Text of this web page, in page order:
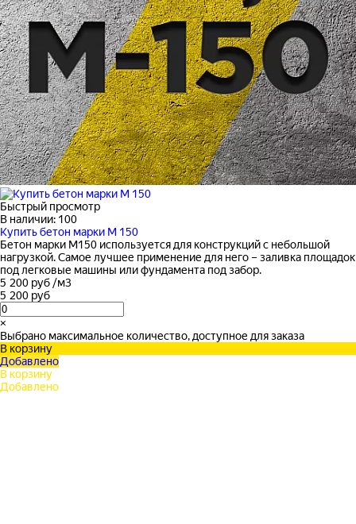
Быстрый просмотр
В наличии: 100
Купить бетон марки М 150
Бетон марки М150 используется для конструкций с небольшой
нагрузкой. Самое лучшее применение для него – заливка площадок
под легковые машины или фундамента под забор.
5 200 руб /м3
5 200 руб
×
Выбрано максимальное количество, доступное для заказа
В корзину
Добавлено
В корзину
Добавлено